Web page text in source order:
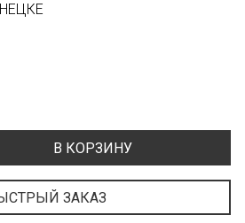
В КОРЗИНУ
ЗАКАЗ